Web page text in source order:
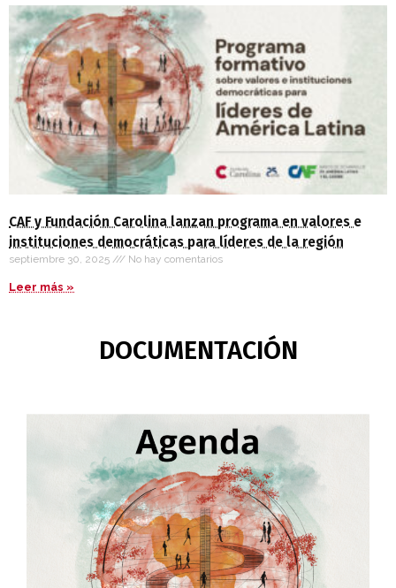
CAF y Fundación Carolina lanzan programa en valores e
instituciones democráticas para líderes de la región
septiembre 30, 2025 No hay comentarios
Leer más »
DOCUMENTACIÓN